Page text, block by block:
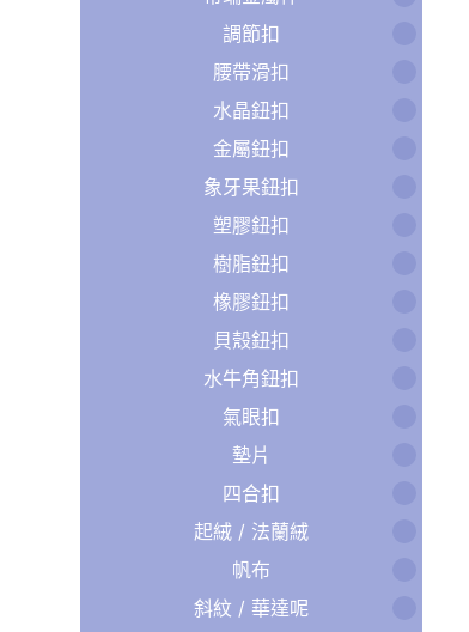
調節扣
腰帶滑扣
水晶鈕扣
金屬鈕扣
象牙果鈕扣
塑膠鈕扣
樹脂鈕扣
橡膠鈕扣
貝殼鈕扣
水牛角鈕扣
氣眼扣
墊片
四合扣
起絨 / 法蘭絨
帆布
斜紋 / 華達呢